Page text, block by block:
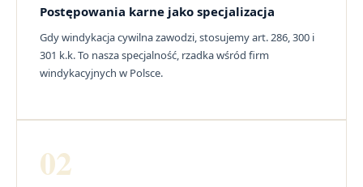
Postępowania karne jako specjalizacja
Gdy windykacja cywilna zawodzi, stosujemy art. 286, 300 i
301 k.k. To nasza specjalność, rzadka wśród firm
windykacyjnych w Polsce.
02